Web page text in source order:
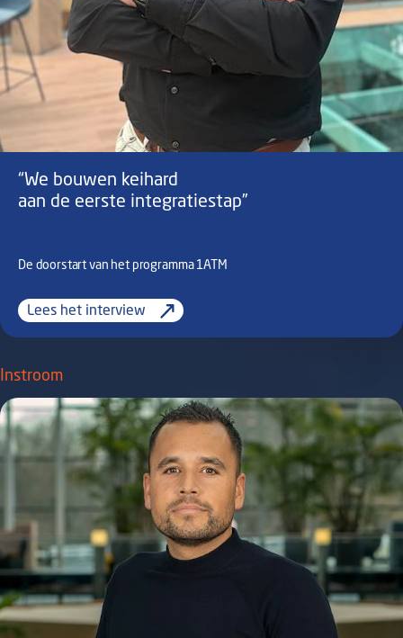
“We bouwen keihard
aan de eerste integratiestap”
De doorstart van het programma 1ATM
Lees het interview
Instroom